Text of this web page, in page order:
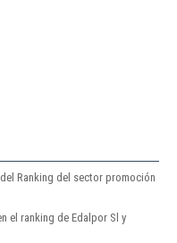
Ranking del sector promoción
el ranking de Edalpor Sl y